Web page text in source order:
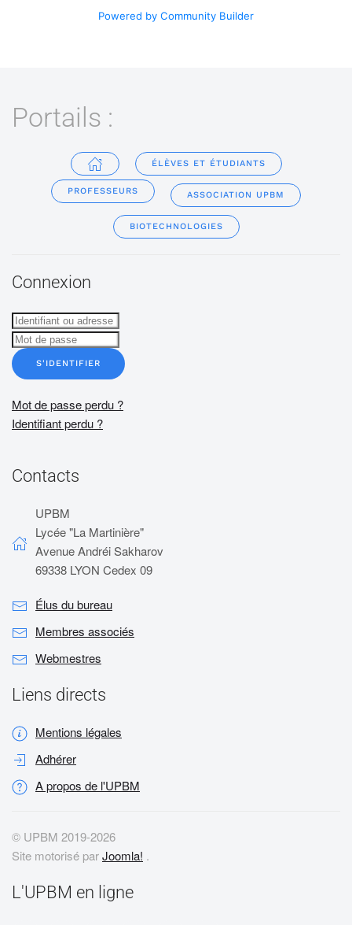
Powered by Community Builder
Portails :
ÉLÈVES ET ÉTUDIANTS
PROFESSEURS ASSOCIATION UPBM
BIOTECHNOLOGIES
Connexion
S'IDENTIFIER
Mot de passe perdu ?
Identifiant perdu ?
Contacts
UPBM
Lycée "La Martinière"
Avenue Andréi Sakharov
69338 LYON Cedex 09
Élus du bureau
Membres associés
Webmestres
Liens directs
Mentions légales
Adhérer
A propos de l'UPBM
© UPBM 2019-2026
Site motorisé parJoomla! .
L'UPBM en ligne